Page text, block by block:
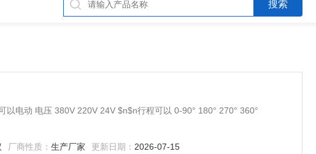
可更换密封,维修便捷,经济实惠，可以电动 电压 380V 220V 24V $n$n行程可以 0-90° 180° 270° 360°
厂商性质： 生产厂家 更新日期： 2026-07-15